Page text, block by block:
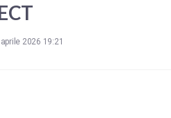
2026 19:21